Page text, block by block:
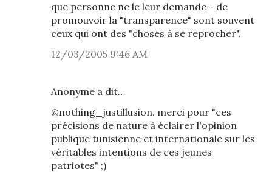
que personne ne le leur demande - de
promouvoir la "transparence" sont souvent
ceux qui ont des "choses à se reprocher".
12/03/2005 9:46 AM
Anonyme a dit…
@nothing_justillusion. merci pour "ces
précisions de nature à éclairer l'opinion
publique tunisienne et internationale sur les
véritables intentions de ces jeunes
patriotes" ;)